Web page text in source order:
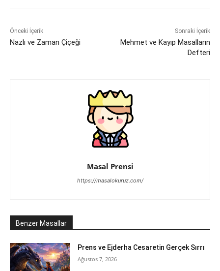
Önceki İçerik
Nazlı ve Zaman Çiçeği
Sonraki İçerik
Mehmet ve Kayıp Masalların
Defteri
Masal Prensi
https://masalokuruz.com/
Benzer Masallar
Prens ve Ejderha Cesaretin Gerçek Sırrı
Ağustos 7, 2026